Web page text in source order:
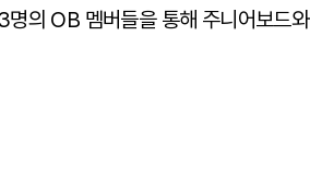
의 OB 멤버들을 통해 주니어보드